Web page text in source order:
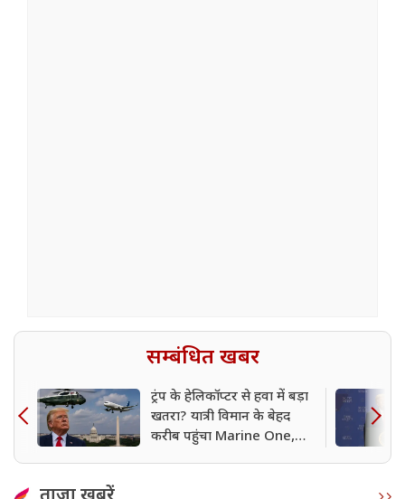
सम्बंधित खबर
ट्रंप के हेलिकॉप्टर से हवा में बड़ा
खतरा? यात्री विमान के बेहद
करीब पहुंचा Marine One,